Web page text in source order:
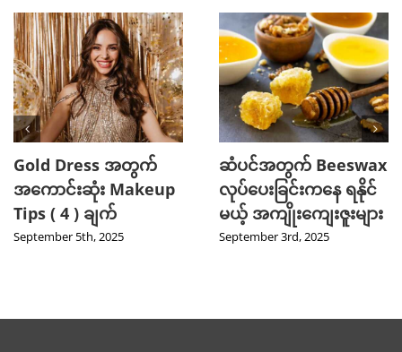
Gold Dress အတွက်
အကောင်းဆုံး Makeup
Tips ( 4 ) ချက်
September 5th, 2025
ဆံပင်အတွက် Beeswax
လုပ်ပေးခြင်းကနေ ရနိုင်
မယ့် အကျိုးကျေးဇူးများ
September 3rd, 2025